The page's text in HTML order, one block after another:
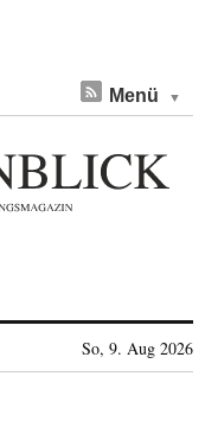
Menü
So, 9. Aug 2026